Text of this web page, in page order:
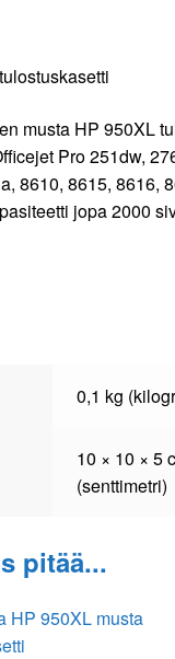
musta HP 950XL
Pro 251dw,
8610, 8615, 8616,
jopa 2000
0,1 kg
10 × 10 × 5
(senttimetri)
pitää...